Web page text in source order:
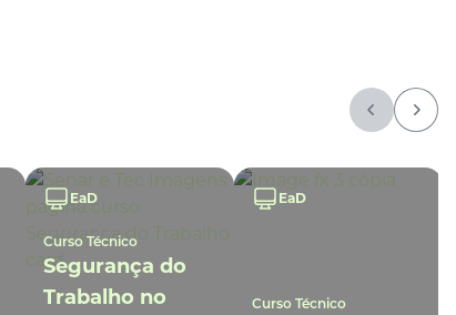
EaD
Curso Técnico
Segurança do
Trabalho no
EaD
Curso Técnico